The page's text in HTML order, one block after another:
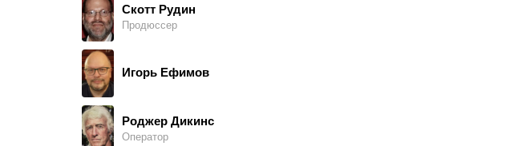
Кэтлин Снелл
Скотт Рудин
Продюссер
Игорь Ефимов
Роджер Дикинс
Оператор